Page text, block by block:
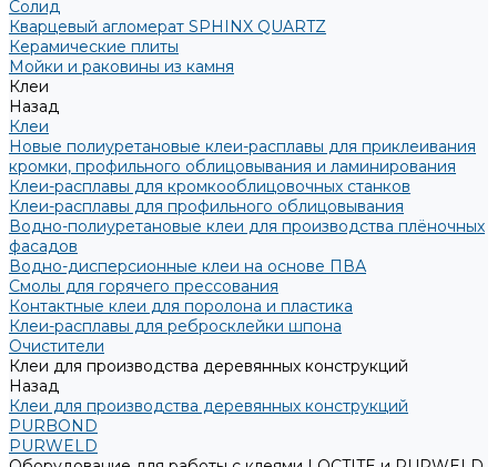
Солид
Кварцевый агломерат SPHINX QUARTZ
Керамические плиты
Мойки и раковины из камня
Клеи
Назад
Клеи
Новые полиуретановые клеи-расплавы для приклеивания
кромки, профильного облицовывания и ламинирования
Клеи-расплавы для кромкооблицовочных станков
Клеи-расплавы для профильного облицовывания
Водно-полиуретановые клеи для производства плёночных
фасадов
Водно-дисперсионные клеи на основе ПВА
Смолы для горячего прессования
Контактные клеи для поролона и пластика
Клеи-расплавы для ребросклейки шпона
Очистители
Клеи для производства деревянных конструкций
Назад
Клеи для производства деревянных конструкций
PURBOND
PURWELD